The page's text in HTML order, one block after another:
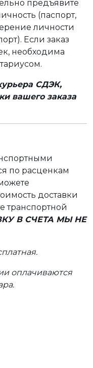
предъявите
(паспорт,
личности
Если заказ
необходима
СДЭК,
вашего заказа
по расценкам
доставки
транспортной
В СЧЕТА МЫ НЕ
оплачиваются